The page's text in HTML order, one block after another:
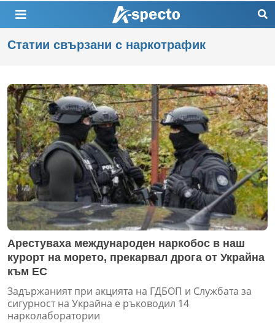
Статии свързани с наркотрафик
Арестуваха международен наркобос в наш
курорт на морето, прекарвал дрога от Украйна
към ЕС
Задържаният при акцията на ГДБОП и Службата за
сигурност на Украйна е ръководил 14
нарколаборатории